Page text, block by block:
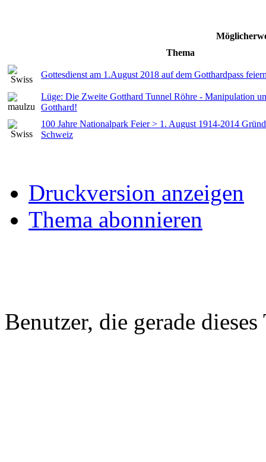
Thema
Gottesdienst am 1.August 2018 auf dem Gotthardpass
Lüge: Die Zweite Gotthard Tunnel Röhre - Manipulation
Gotthard!
100 Jahre Nationalpark Feier > 1. August 1914-2014
Schweiz
Druckversion anzeigen
Thema abonnieren
Benutzer, die gerade